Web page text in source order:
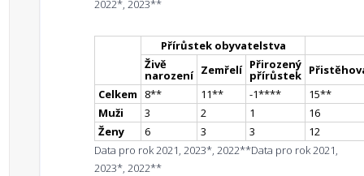
2022*, 2023**
Přírůstek obyvatelstva
Živě
narození Zemřelí Přirozený
přírůstek
Celkem
8** 11** -1**** 15**
Muži
3 2 1
16
Ženy
6 3 3
12
Data pro rok 2021, 2023*, 2022**Data pro rok 2021,
2023*, 2022**